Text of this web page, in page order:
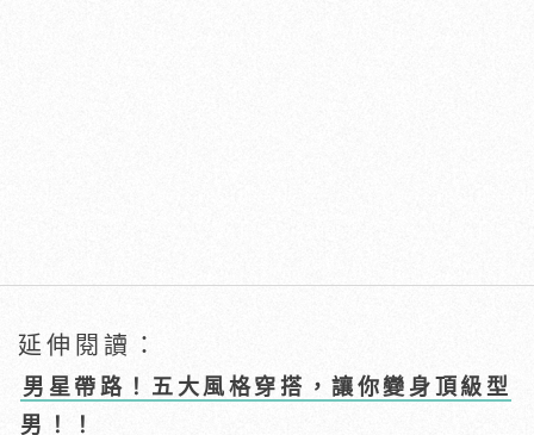
延伸閱讀：
男星帶路！五大風格穿搭，讓你變身頂級型
男！！